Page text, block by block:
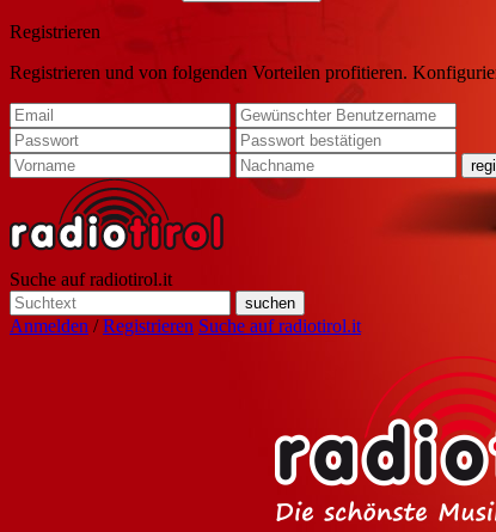
Registrieren
Registrieren und von folgenden Vorteilen profitieren.
Suche auf radiotirol.it
Anmelden /Registrieren Suche auf radiotirol.it